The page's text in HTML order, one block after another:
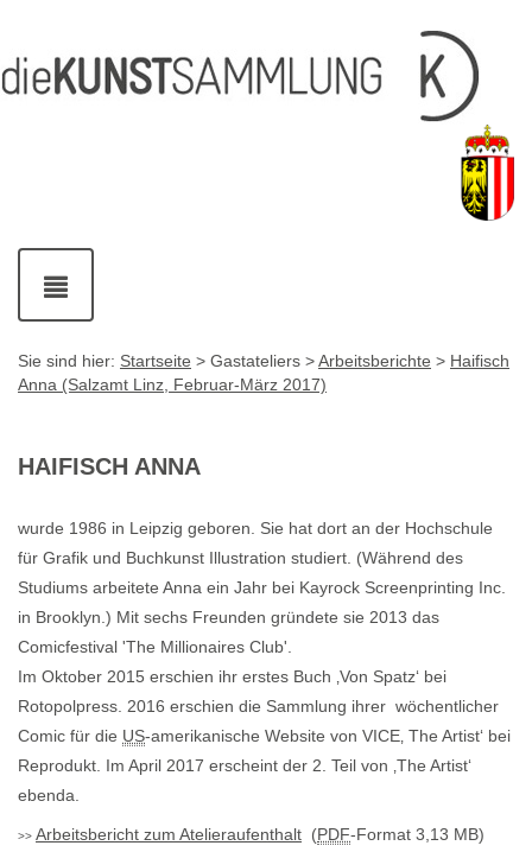
[1]
[2]
Links
[3]
mit
Kontaktdaten
Navigation
ein-
und
Sie sind hier: Startseite > Gastateliers >Arbeitsberichte > Haifisch
Anna (Salzamt Linz, Februar-März 2017)
HAIFISCH ANNA
wurde 1986 in Leipzig geboren. Sie hat dort an der Hochschule
für Grafik und Buchkunst Illustration studiert. (Während des
Studiums arbeitete Anna ein Jahr bei Kayrock Screenprinting Inc.
in Brooklyn.) Mit sechs Freunden gründete sie 2013 das
Comicfestival 'The Millionaires Club'.
Im Oktober 2015 erschien ihr erstes Buch ‚Von Spatz‘ bei
Rotopolpress. 2016 erschien die Sammlung ihrer wöchentlicher
Comic für die US-amerikanische Website von VICE‚ The Artist‘ bei
Reprodukt. Im April 2017 erscheint der 2. Teil von ‚The Artist‘
ebenda.
Arbeitsbericht zum Atelieraufenthalt (PDF-Format 3,13 MB)